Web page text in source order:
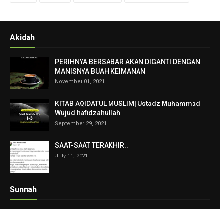
Akidah
PERIHNYA BERSABAR AKAN DIGANTI DENGAN
MANISNYA BUAH KEIMANAN
November 01, 2021
KITAB AQIDATUL MUSLIM| Ustadz Muhammad
Wujud hafidzahullah
September 29, 2021
SAAT-SAAT TERAKHIR..
July 11, 2021
Sunnah